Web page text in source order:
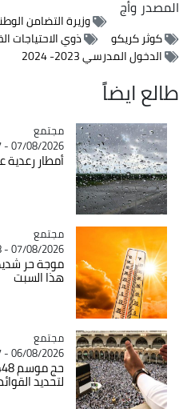
المصدروأج
وزيرة التضامن
كوثر كريكو
ذوي الاحتياجات
الدخول المدرسي 2023- 2024
طالع ايضاً
Catégorie
مجتمع
07/08/2026 - 15:37
أمطار رعدية
Catégorie
مجتمع
07/08/2026 - 14:58
موجة حر
هذا السبت
Catégorie
مجتمع
06/08/2026 - 21:27
لتحديد القوائم